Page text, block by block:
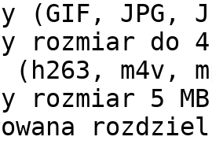
rozmiar do
rozmiar 5